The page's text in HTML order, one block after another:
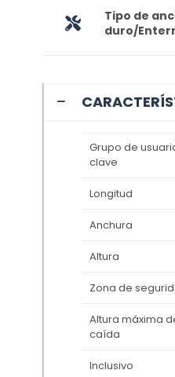
Tipo de
duro/
Grupo de
clave
Longitud
Anchura
Altura
Zona de
Altura máxima
caída
Inclusivo